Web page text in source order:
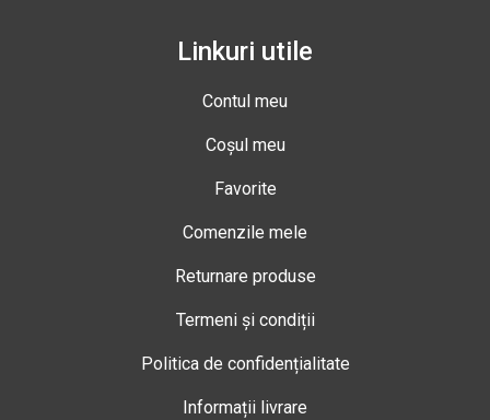
Linkuri utile
Contul meu
Coșul meu
Favorite
Comenzile mele
Returnare produse
Termeni și condiții
Politica de confidențialitate
Informații livrare